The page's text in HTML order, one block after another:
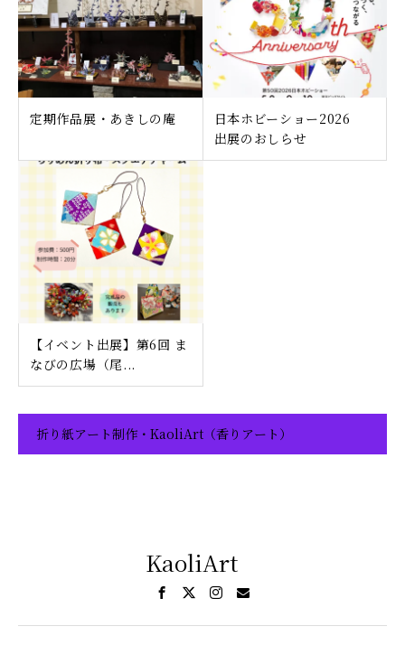
定期作品展・あきしの庵
日本ホビーショー2026
出展のおしらせ
【イベント出展】第6回 ま
なびの広場（尾...
折り紙アート制作・KaoliArt（香りアート）
KaoliArt